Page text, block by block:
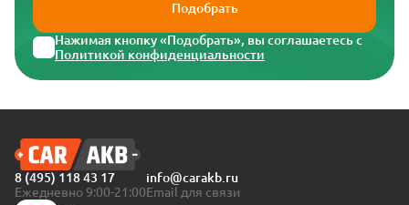
Подобрать
Нажимая кнопку «Подобрать», вы соглашаетесь с
Политикой конфиденциальности
8 (495) 118 43 17
Ежедневно 9:00-21:00
info@carakb.ru
Email для связи